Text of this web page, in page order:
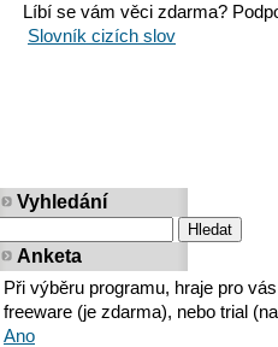
Líbí se vám věci zdarma?
Slovník cizích slov
Vyhledání
Anketa
Při výběru programu, hraje pro
freeware (je zdarma), nebo trial
Ano